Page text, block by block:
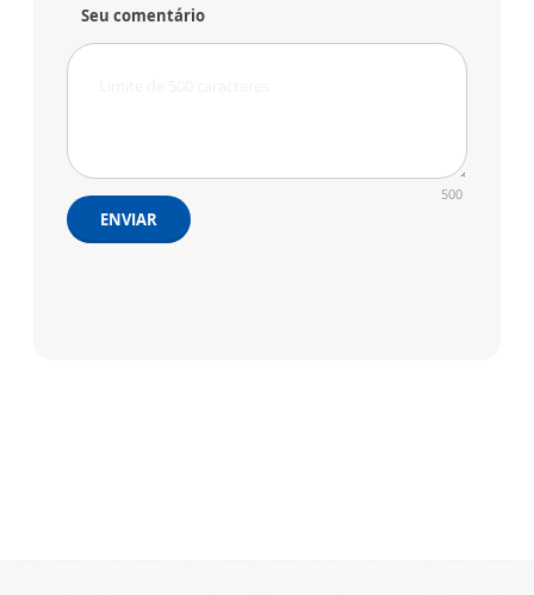
Seu comentário
500
ENVIAR